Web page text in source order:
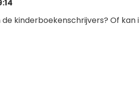
kinderboekenschrijvers? Of